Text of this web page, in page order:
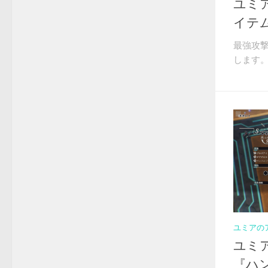
ユミ
イテ
最強攻
します
ユミアの
ユミ
『ハ